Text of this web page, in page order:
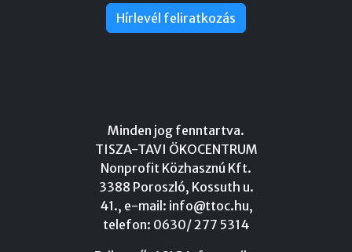
Hírlevél feliratkozás
Minden jog fenntartva.
TISZA-TAVI ÖKOCENTRUM
Nonprofit Közhasznú Kft.
3388 Poroszló, Kossuth u.
41., e-mail: info@ttoc.hu,
telefon: 0630/ 277 5314